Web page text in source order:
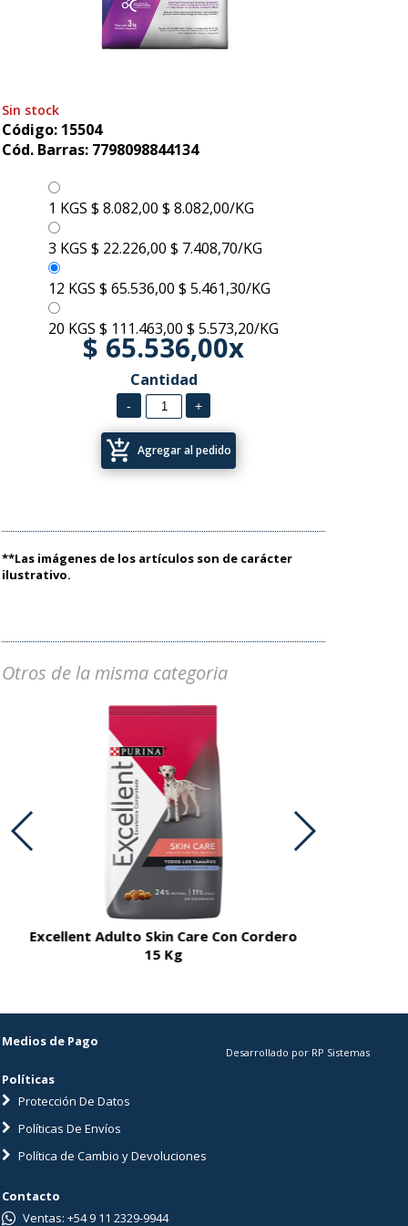
Sin stock
Código: 15504
Cód. Barras: 7798098844134
1 KGS $ 8.082,00 $ 8.082,00/KG
3 KGS $ 22.226,00 $ 7.408,70/KG
12 KGS $ 65.536,00 $ 5.461,30/KG
20 KGS $ 111.463,00 $ 5.573,20/KG
$ 65.536,00x
Cantidad
add_shopping_cart Agregar al pedido
**Las imágenes de los artículos son de carácter
ilustrativo.
Otros de la misma categoria
Excellent Adulto Skin Care Con Cordero
15 Kg
Medios de Pago
Políticas
Protección De Datos
Políticas De Envíos
Política de Cambio y Devoluciones
Desarrollado por RP Sistemas
Contacto
Ventas: +54 9 11 2329-9944